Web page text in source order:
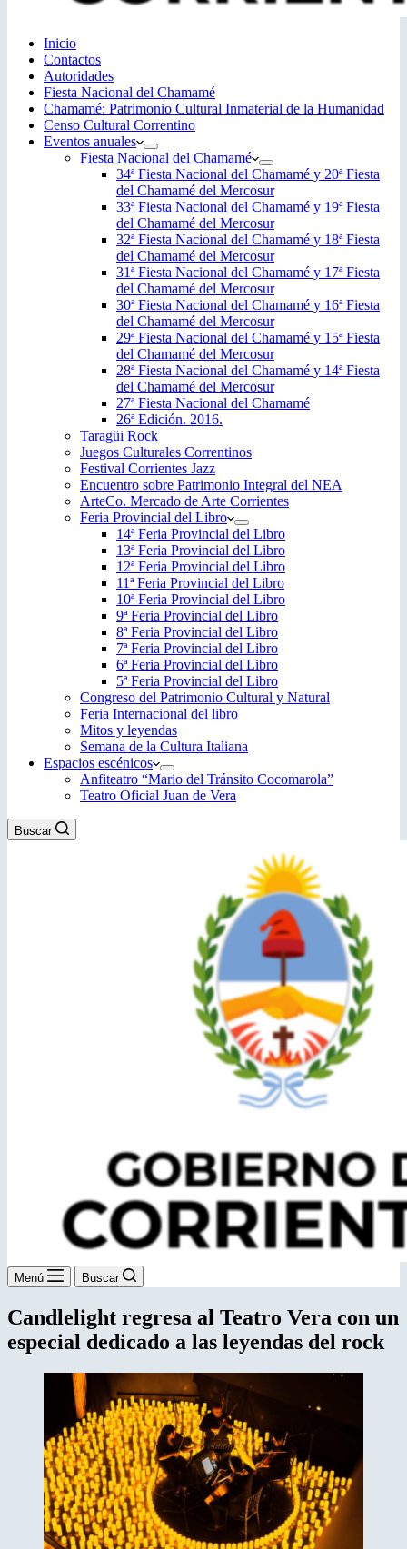
Inicio
Contactos
Autoridades
Fiesta Nacional del Chamamé
Chamamé: Patrimonio Cultural Inmaterial de la Humanidad
Censo Cultural Correntino
Eventos anuales
Fiesta Nacional del Chamamé
34ª Fiesta Nacional del Chamamé y 20ª Fiesta
del Chamamé del Mercosur
33ª Fiesta Nacional del Chamamé y 19ª Fiesta
del Chamamé del Mercosur
32ª Fiesta Nacional del Chamamé y 18ª Fiesta
del Chamamé del Mercosur
31ª Fiesta Nacional del Chamamé y 17ª Fiesta
del Chamamé del Mercosur
30ª Fiesta Nacional del Chamamé y 16ª Fiesta
del Chamamé del Mercosur
29ª Fiesta Nacional del Chamamé y 15ª Fiesta
del Chamamé del Mercosur
28ª Fiesta Nacional del Chamamé y 14ª Fiesta
del Chamamé del Mercosur
27ª Fiesta Nacional del Chamamé
26ª Edición. 2016.
Taragüi Rock
Juegos Culturales Correntinos
Festival Corrientes Jazz
Encuentro sobre Patrimonio Integral del NEA
ArteCo. Mercado de Arte Corrientes
Feria Provincial del Libro
14ª Feria Provincial del Libro
13ª Feria Provincial del Libro
12ª Feria Provincial del Libro
11ª Feria Provincial del Libro
10ª Feria Provincial del Libro
9ª Feria Provincial del Libro
8ª Feria Provincial del Libro
7ª Feria Provincial del Libro
6ª Feria Provincial del Libro
5ª Feria Provincial del Libro
Congreso del Patrimonio Cultural y Natural
Feria Internacional del libro
Mitos y leyendas
Semana de la Cultura Italiana
Espacios escénicos
Anfiteatro “Mario del Tránsito Cocomarola”
Teatro Oficial Juan de Vera
Buscar
Menú Buscar
Candlelight regresa al Teatro Vera con un
especial dedicado a las leyendas del rock